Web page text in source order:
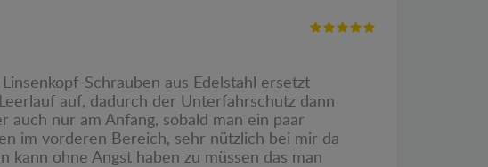
Schrauben aus Edelstahl ersetzt
auf, dadurch der Unterfahrschutz dann
nur am Anfang, sobald man ein paar
im vorderen Bereich, sehr nützlich bei mir da
ohne Angst haben zu müssen das man